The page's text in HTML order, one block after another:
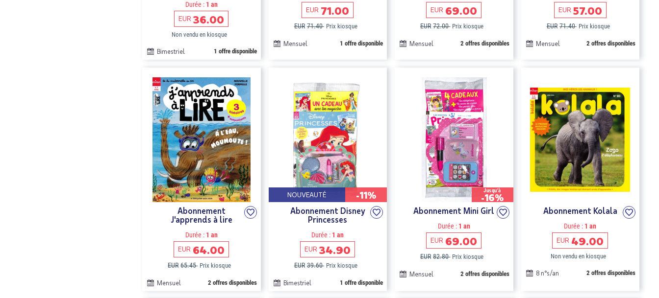
Durée :1 an
EUR 36.00
Non vendu en kiosque
Bimestriel 1 offre disponible
EUR 71.00
EUR 71.40 Prix kiosque
Mensuel 1 offre disponible
EUR 69.00
EUR 72.00 Prix kiosque
Mensuel 2 offres disponibles
EUR 57.00
EUR 71.40 Prix kiosque
Mensuel 2 offres disponibles
Abonnement
J'apprends à lire
Durée :1 an
EUR 64.00
EUR 65.45 Prix kiosque
Mensuel 2 offres disponibles
NOUVEAUTÉ -11%
Abonnement Disney
Princesses
Durée : 1 an
EUR 34.90
EUR 39.60 Prix kiosque
Bimestriel 1 offre disponible
Jusqu'à
-16%
Abonnement Mini Girl
Durée :1 an
EUR 69.00
EUR 82.80 Prix kiosque
Mensuel 2 offres disponibles
Abonnement Kolala
Durée : 1 an
EUR 49.00
Non vendu en kiosque
8 n°s/an 2 offres disponibles